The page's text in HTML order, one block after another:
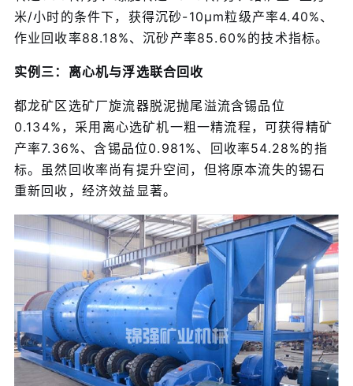
米/小时的条件下，获得沉砂-10μm粒级产率4.40%、
作业回收率88.18%、沉砂产率85.60%的技术指标。
实例三：离心机与浮选联合回收
都龙矿区选矿厂旋流器脱泥抛尾溢流含锡品位
0.134%，采用离心选矿机一粗一精流程，可获得精矿
产率7.36%、含锡品位0.981%、回收率54.28%的指
标。虽然回收率尚有提升空间，但将原本流失的锡石
重新回收，经济效益显著。